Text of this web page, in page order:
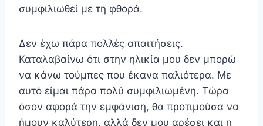
συμφιλιωθεί με τη φθορά.
Δεν έχω πάρα πολλές απαιτήσεις.
Καταλαβαίνω ότι στην ηλικία μου δεν μπορώ
να κάνω τούμπες που έκανα παλιότερα. Με
αυτό είμαι πάρα πολύ συμφιλιωμένη. Τώρα
όσον αφορά την εμφάνιση, θα προτιμούσα να
ήμουν καλύτερη, αλλά δεν μου αρέσει και η